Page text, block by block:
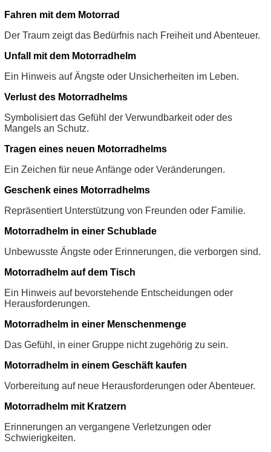
Fahren mit dem Motorrad
Der Traum zeigt das Bedürfnis nach Freiheit und Abenteuer.
Unfall mit dem Motorradhelm
Ein Hinweis auf Ängste oder Unsicherheiten im Leben.
Verlust des Motorradhelms
Symbolisiert das Gefühl der Verwundbarkeit oder des
Mangels an Schutz.
Tragen eines neuen Motorradhelms
Ein Zeichen für neue Anfänge oder Veränderungen.
Geschenk eines Motorradhelms
Repräsentiert Unterstützung von Freunden oder Familie.
Motorradhelm in einer Schublade
Unbewusste Ängste oder Erinnerungen, die verborgen sind.
Motorradhelm auf dem Tisch
Ein Hinweis auf bevorstehende Entscheidungen oder
Herausforderungen.
Motorradhelm in einer Menschenmenge
Das Gefühl, in einer Gruppe nicht zugehörig zu sein.
Motorradhelm in einem Geschäft kaufen
Vorbereitung auf neue Herausforderungen oder Abenteuer.
Motorradhelm mit Kratzern
Erinnerungen an vergangene Verletzungen oder
Schwierigkeiten.